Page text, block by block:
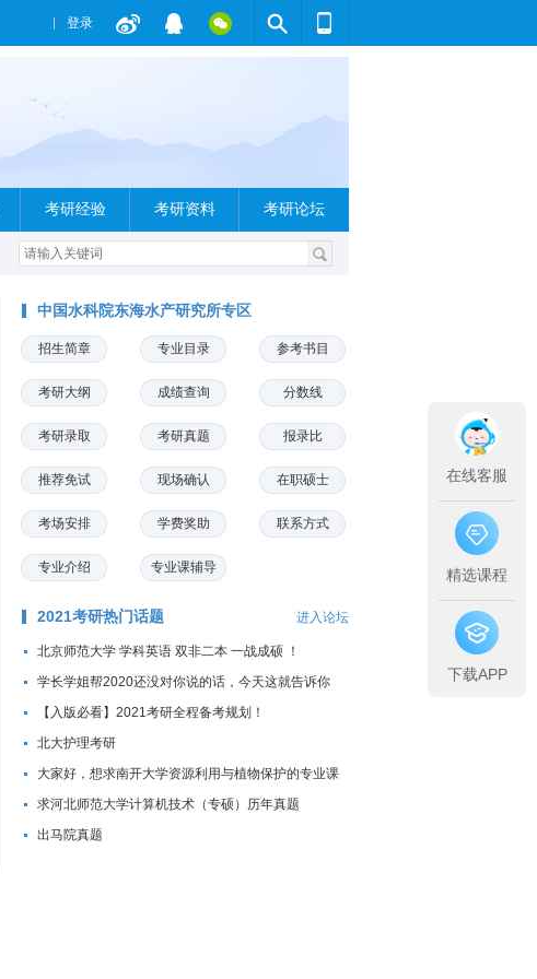
登录
考研经验 考研资料 考研论坛
中国水科院东海水产研究所专区
招生简章 专业目录 参考书目
考研大纲 成绩查询 分数线
考研录取 考研真题 报录比
推荐免试 现场确认 在职硕士
考场安排 学费奖助 联系方式
专业介绍 专业课辅导
2021考研热门话题 进入论坛
北京师范大学 学科英语 双非二本 一战成硕 ！
学长学姐帮2020还没对你说的话，今天这就告诉你
【入版必看】2021考研全程备考规划！
北大护理考研
大家好，想求南开大学资源利用与植物保护的专业课
资料...
求河北师范大学计算机技术（专硕）历年真题
出马院真题
在线客服
精选课程
下载APP